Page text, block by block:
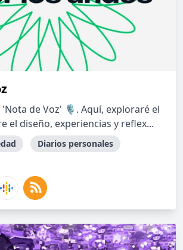
'Nota de Voz' 🎙️. Aquí, exploraré el
el diseño, experiencias y reflex...
Diarios personales